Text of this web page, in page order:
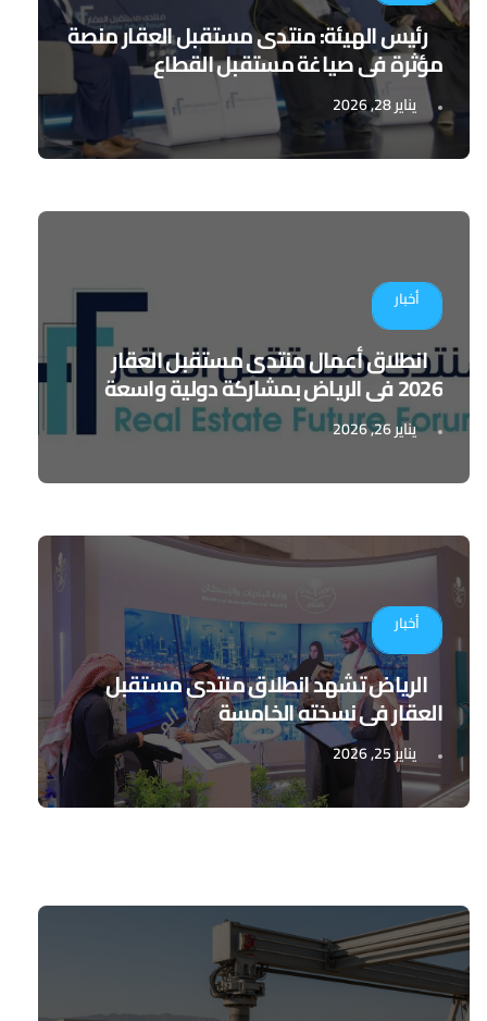
رئيس الهيئة: منتدى مستقبل العقار منصة
مؤثرة في صياغة مستقبل القطاع
يناير 28, 2026
أخبار
انطلاق أعمال منتدى مستقبل العقار
2026 في الرياض بمشاركة دولية واسعة
يناير 26, 2026
أخبار
الرياض تشهد انطلاق منتدى مستقبل
العقار في نسخته الخامسة
يناير 25, 2026